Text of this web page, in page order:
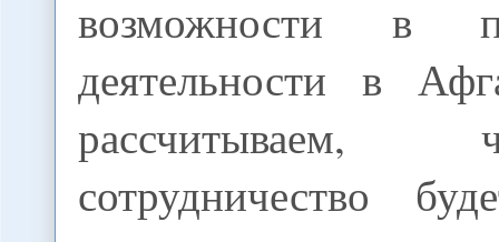
возможности в
деятельности в
сотрудничество